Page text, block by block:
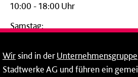
10:00 - 18:00 Uhr
Samstag:
24-Stunden-Telefon*
Wirsind in derUnternehmensgruppe
Stadtwerke AG und führen ein